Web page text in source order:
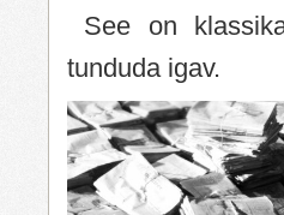
See on
tunduda igav.